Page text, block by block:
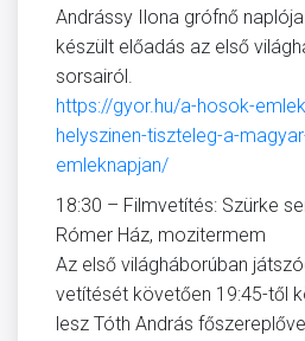
Andrássy Ilona grófnő
készült előadás az első
sorsairól.
https://gyor.hu/a-hosok-
helyszinen-tiszteleg-a-
emleknapjan/
18:30 – Filmvetítés: Szürke
Rómer Ház, mozitermem
Az első világháborúban
vetítését követően 19:45-től
lesz Tóth András